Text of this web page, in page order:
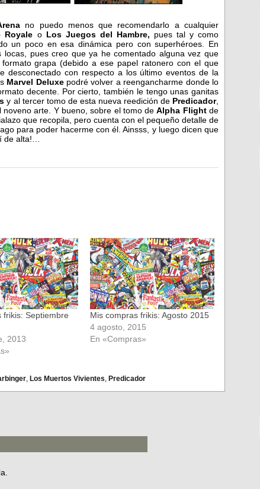
no puedo menos que recomendarlo a cualquier
Royale o Los Juegos del Hambre, pues tal y como
un poco en esa dinámica pero con superhéroes. En
locas, pues creo que ya he comentado alguna vez que
grapa (debido a ese papel ratonero con el que
desconectado con respecto a los último eventos de la
Marvel Deluxepodré volver a reengancharme donde lo
decente. Por cierto, también le tengo unas ganitas
y al tercer tomo de esta nueva reedición de Predicador,
noveno arte. Y bueno, sobre el tomo deAlpha Flightde
que recopila, pero cuenta con el pequeño detalle de
para poder hacerme con él. Ainsss, y luego dicen que
de alta!…
frikis: Septiembre
2013
Mis compras frikis: Agosto 2015
4 agosto, 2015
En «Compras»
, Los Muertos Vivientes, Predicador